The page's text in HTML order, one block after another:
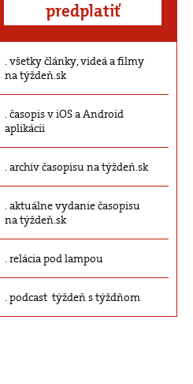
predplatiť
všetky články, videá a filmy
na týždeň.sk
časopis v iOS a Android
aplikácii
archív časopisu na týždeň.sk
aktuálne vydanie časopisu
na týždeň.sk
relácia pod lampou
podcast týždeň s týždňom